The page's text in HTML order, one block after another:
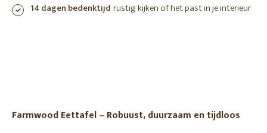
14 dagen bedenktijd rustig kijken of het past in je interieur
Farmwood Eettafel – Robuust, duurzaam en tijdloos